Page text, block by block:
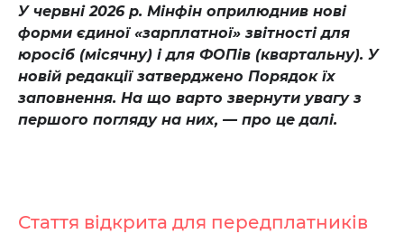
У червні 2026 р. Мінфін оприлюднив нові
форми єдиної «зарплатної» звітності для
юросіб (місячну) і для ФОПів (квартальну). У
новій редакції затверджено Порядок їх
заповнення. На що варто звернути увагу з
першого погляду на них, — про це далі.
Стаття відкрита для передплатників